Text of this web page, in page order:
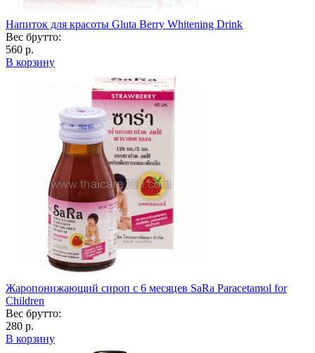
Напиток для красоты Gluta Berry Whitening Drink
Вес брутто:
560 р.
В корзину
Жаропонижающий сироп с 6 месяцев SaRa Paracetamol for
Children
Вес брутто:
280 р.
В корзину